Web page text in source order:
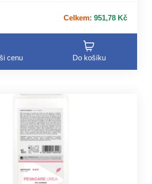
Celkem: 951,78 Kč
cenu Do košíku